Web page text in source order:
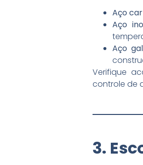
Aço
Aço
Aço
Verifique
controle de
3.